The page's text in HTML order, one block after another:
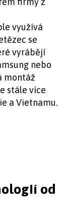
využívá
se
vyrábějí
nebo
montáž
stále více
a Vietnamu.
od